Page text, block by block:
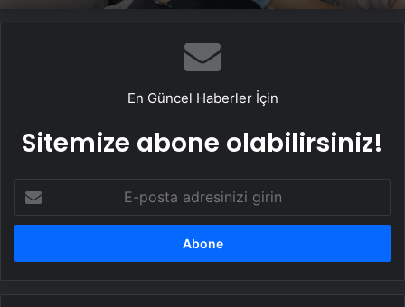
En Güncel Haberler İçin
Sitemize abone olabilirsiniz!
posta
adresinizi